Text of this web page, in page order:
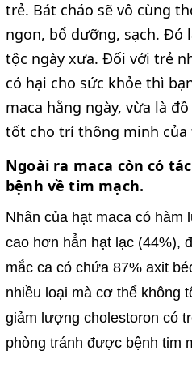
trẻ. Bát cháo sẽ vô cùng
ngon, bổ dưỡng, sạch. Đó
tộc ngày xưa. Đối với trẻ
có hại cho sức khỏe thì
maca hằng ngày, vừa là
tốt cho trí thông minh của
Ngoài ra maca còn có
bệnh về tim mạch.
Nhân của hạt maca có hàm
cao hơn hẳn hạt lạc (44%),
mắc ca có chứa 87% axit
nhiều loại mà cơ thể không
giảm lượng cholestoron có
phòng tránh được bệnh tim